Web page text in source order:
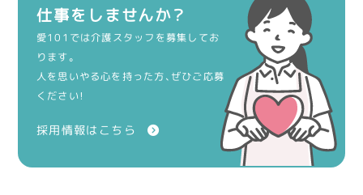
仕事をしませんか？
愛101では介護スタッフを募集してお
ります。
人を思いやる心を持った方、ぜひご応募
ください！
採用情報はこちら